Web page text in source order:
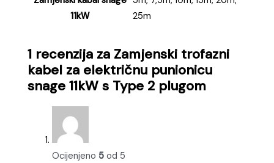
11kW
25m
1 recenzija za Zamjenski trofazni
kabel za električnu punionicu
snage 11kW s Type 2 plugom
Ocijenjeno 5 od 5